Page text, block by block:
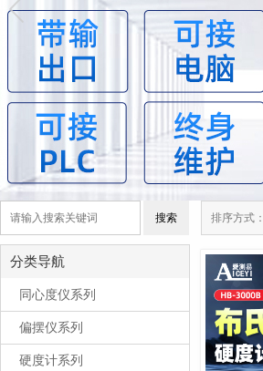
分类导航
同心度仪系列
偏摆仪系列
硬度计系列
排序方式：